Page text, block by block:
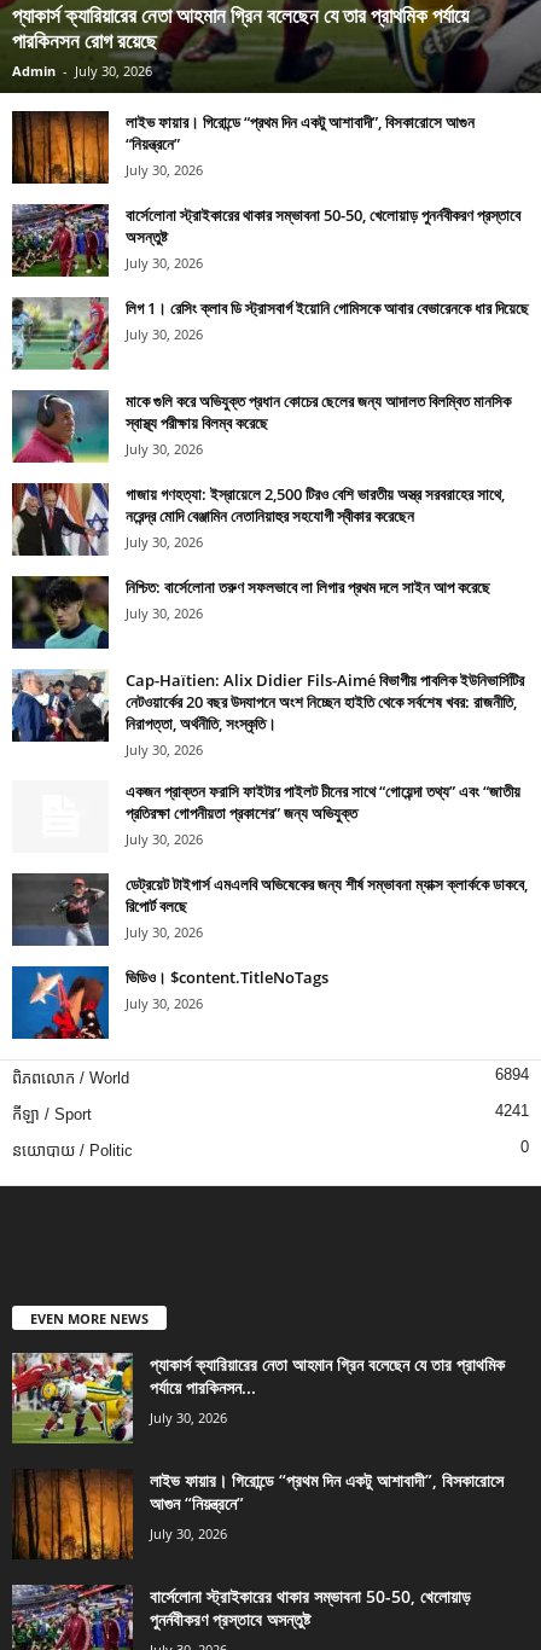
প্যাকার্স ক্যারিয়ারের নেতা আহমান গ্রিন বলেছেন যে তার প্রাথমিক পর্যায়ে
পারকিনসন রোগ রয়েছে
Admin - July 30, 2026
লাইভ ফায়ার। গিরোন্ডে “প্রথম দিন একটু আশাবাদী”, বিসকারোসে আগুন
“নিয়ন্ত্রনে”
July 30, 2026
বার্সেলোনা স্ট্রাইকারের থাকার সম্ভাবনা 50-50, খেলোয়াড় পুনর্নবীকরণ প্রস্তাবে
অসন্তুষ্ট
July 30, 2026
লিগ 1। রেসিং ক্লাব ডি স্ট্রাসবার্গ ইয়োনি গোমিসকে আবার বেভারেনকে ধার দিয়েছে
July 30, 2026
মাকে গুলি করে অভিযুক্ত প্রধান কোচের ছেলের জন্য আদালত বিলম্বিত মানসিক
স্বাস্থ্য পরীক্ষায় বিলম্ব করেছে
July 30, 2026
গাজায় গণহত্যা: ইস্রায়েলে 2,500 টিরও বেশি ভারতীয় অস্ত্র সরবরাহের সাথে,
নরেন্দ্র মোদি বেঞ্জামিন নেতানিয়াহুর সহযোগী স্বীকার করেছেন
July 30, 2026
নিশ্চিত: বার্সেলোনা তরুণ সফলভাবে লা লিগার প্রথম দলে সাইন আপ করেছে
July 30, 2026
Cap-Haïtien: Alix Didier Fils-Aimé বিভাগীয় পাবলিক ইউনিভার্সিটির
নেটওয়ার্কের 20 বছর উদযাপনে অংশ নিচ্ছেন হাইতি থেকে সর্বশেষ খবর: রাজনীতি,
নিরাপত্তা, অর্থনীতি, সংস্কৃতি।
July 30, 2026
একজন প্রাক্তন ফরাসি ফাইটার পাইলট চীনের সাথে “গোয়েন্দা তথ্য” এবং “জাতীয়
প্রতিরক্ষা গোপনীয়তা প্রকাশের” জন্য অভিযুক্ত
July 30, 2026
ডেট্রয়েট টাইগার্স এমএলবি অভিষেকের জন্য শীর্ষ সম্ভাবনা ম্যাক্স ক্লার্ককে ডাকবে,
রিপোর্ট বলছে
July 30, 2026
ভিডিও। $content.TitleNoTags
July 30, 2026
ពិភពលោក / World 6894
កីឡា / Sport 4241
នយោបាយ / Politic 0
EVEN MORE NEWS
প্যাকার্স ক্যারিয়ারের নেতা আহমান গ্রিন বলেছেন যে তার প্রাথমিক
পর্যায়ে পারকিনসন...
July 30, 2026
লাইভ ফায়ার। গিরোন্ডে “প্রথম দিন একটু আশাবাদী”, বিসকারোসে
আগুন “নিয়ন্ত্রনে”
July 30, 2026
বার্সেলোনা স্ট্রাইকারের থাকার সম্ভাবনা 50-50, খেলোয়াড়
পুনর্নবীকরণ প্রস্তাবে অসন্তুষ্ট